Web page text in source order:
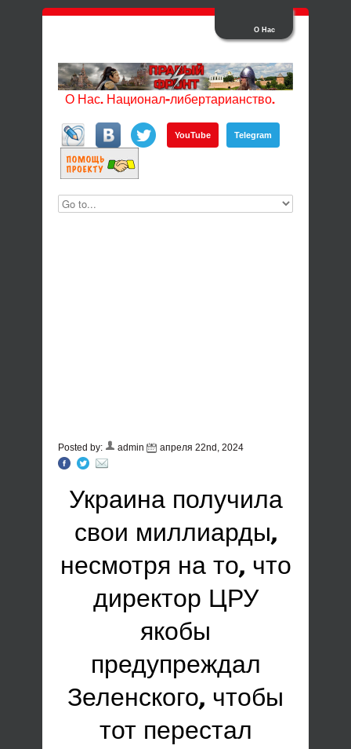
О Нас
О Нас. Национал-либертарианство.
YouTube Telegram
Posted by: admin апреля 22nd, 2024
Украина получила
свои миллиарды,
несмотря на то, что
директор ЦРУ
якобы
предупреждал
Зеленского, чтобы
тот перестал